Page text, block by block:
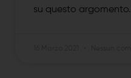
su questo argomento.